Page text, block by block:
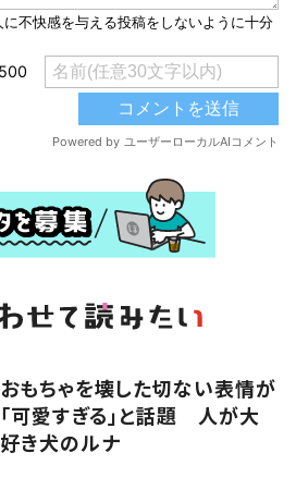
おもちゃを壊した切ない表情が
「可愛すぎる」と話題 人が大
好き犬のルナ